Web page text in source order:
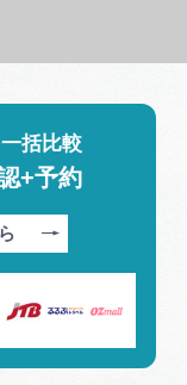
括比較
+予約